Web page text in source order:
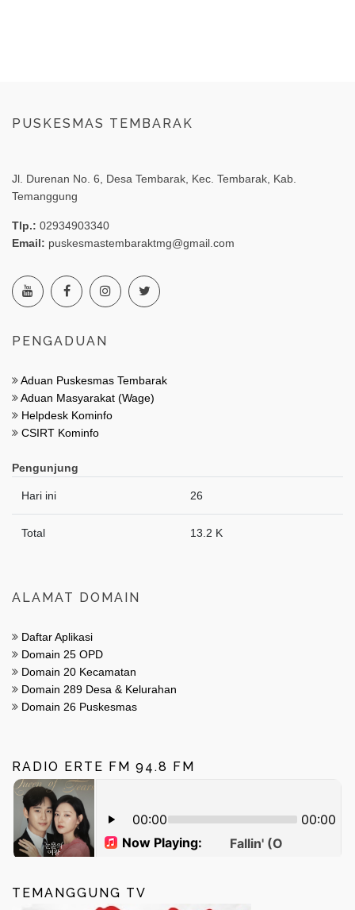
PUSKESMAS TEMBARAK
Jl. Durenan No. 6, Desa Tembarak, Kec. Tembarak, Kab.
Temanggung
Tlp.: 02934903340
Email: puskesmastembaraktmg@gmail.com
PENGADUAN
Aduan Puskesmas Tembarak
Aduan Masyarakat (Wage)
Helpdesk Kominfo
CSIRT Kominfo
Pengunjung
Hari ini 26
Total 13.2 K
ALAMAT DOMAIN
Daftar Aplikasi
Domain 25 OPD
Domain 20 Kecamatan
Domain 289 Desa & Kelurahan
Domain 26 Puskesmas
RADIO ERTE FM 94.8 FM
TEMANGGUNG TV